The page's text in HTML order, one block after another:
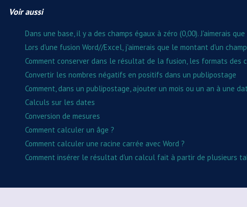
Voir aussi
Dans une base, il y a des champs égaux à zéro (0,00). J'aimerais
Lors d'une fusion Word//Excel, j'aimerais que le montant d'un
Comment conserver dans le résultat de la fusion, les formats des
Convertir les nombres négatifs en positifs dans un publipostage
Comment, dans un publipostage, ajouter un mois ou un an à une
Calculs sur les dates
Conversion de mesures
Comment calculer un âge ?
Comment calculer une racine carrée avec Word ?
Comment insérer le résultat d'un calcul fait à partir de plusieurs